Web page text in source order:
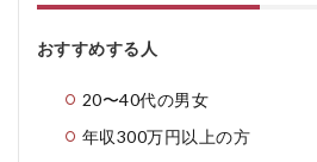
おすすめする人
20〜40代の男女
年収300万円以上の方